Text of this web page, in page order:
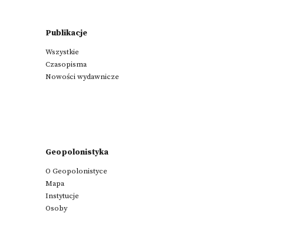
Publikacje
Wszystkie
Czasopisma
Nowości wydawnicze
Geopolonistyka
O Geopolonistyce
Mapa
Instytucje
Osoby